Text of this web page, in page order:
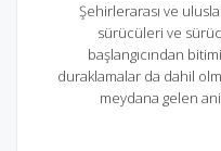
Şehirlerarası ve
sürücüleri ve
başlangıcından
duraklamalar da dahil
meydana gelen